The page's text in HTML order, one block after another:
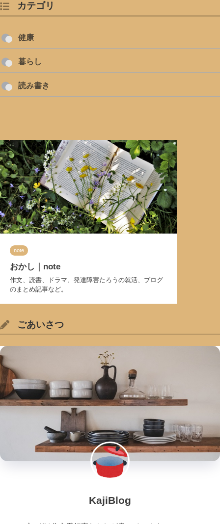
カテゴリ
健康
暮らし
読み書き
note
おかし｜note
作文、読書、ドラマ、発達障害たろうの就活、ブログ
のまとめ記事など。
ごあいさつ
KajiBlog